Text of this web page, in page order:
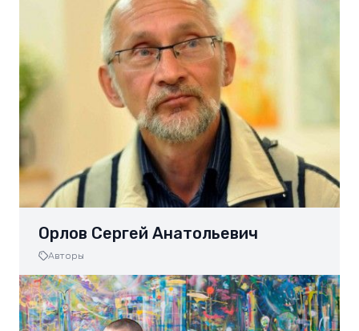
Орлов Сергей Анатольевич
Авторы